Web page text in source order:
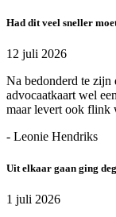
Had dit veel sneller
12 juli 2026
Na bedonderd te zijn
advocaatkaart wel
maar levert ook flink
- Leonie Hendriks
Uit elkaar gaan ging
1 juli 2026